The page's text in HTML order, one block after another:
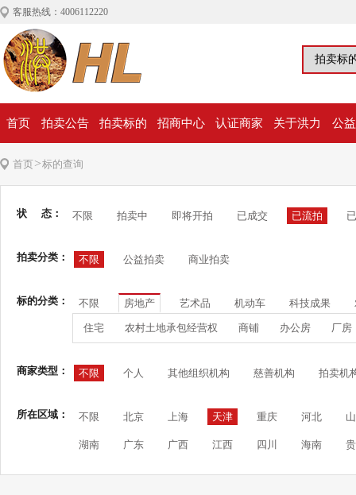
客服热线：4006112220
首页 拍卖公告 拍卖标的 招商中心 认证商家 关于洪力 公
首页>标的查询
状 态： 不限 拍卖中 即将开拍 已成交 已流拍
拍卖分类： 不限 公益拍卖 商业拍卖
标的分类： 不限 房地产 艺术品 机动车 科技成果
住宅 农村土地承包经营权 商铺 办公房 厂房
商家类型： 不限 个人 其他组织机构 慈善机构 拍卖机
所在区域： 不限 北京 上海 天津 重庆 河北
湖南 广东 广西 江西 四川 海南